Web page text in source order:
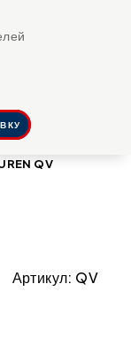
QV
Артикул: QV